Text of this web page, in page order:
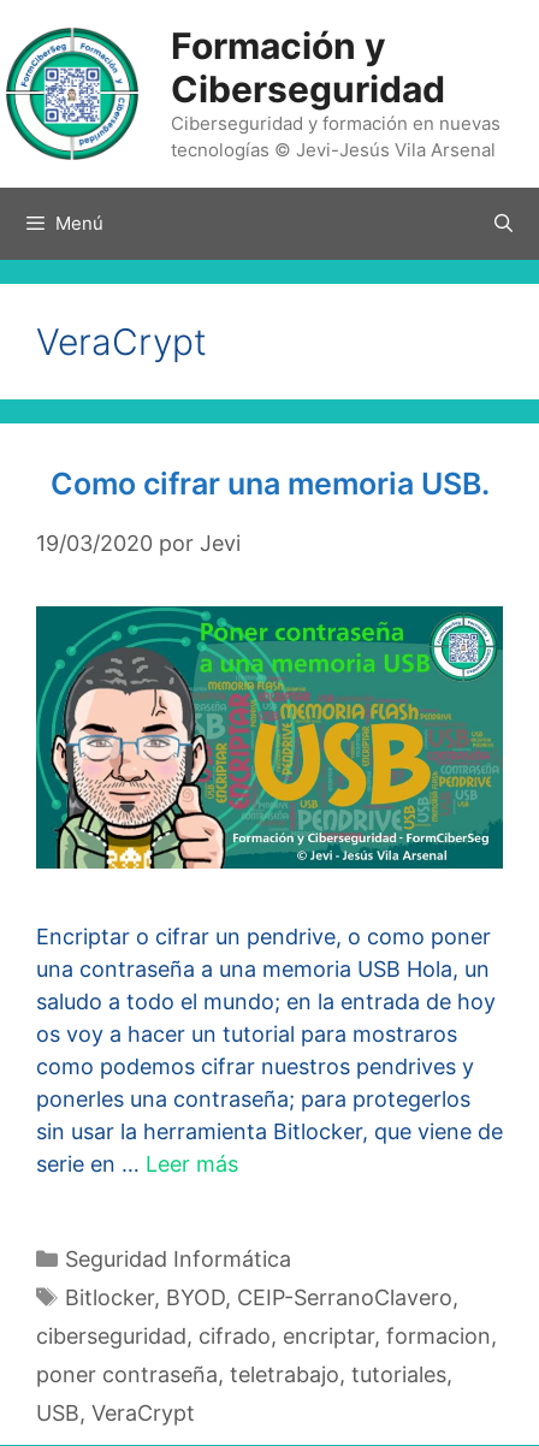
contenido
Formación y
Ciberseguridad
Ciberseguridad y formación en nuevas
tecnologías © Jevi-Jesús Vila Arsenal
Menú
VeraCrypt
Como cifrar una memoria USB.
19/03/2020 por Jevi
Encriptar o cifrar un pendrive, o como poner
una contraseña a una memoria USB Hola, un
saludo a todo el mundo; en la entrada de hoy
os voy a hacer un tutorial para mostraros
como podemos cifrar nuestros pendrives y
ponerles una contraseña; para protegerlos
sin usar la herramienta Bitlocker, que viene de
serie en … Leer más
Categorías
Seguridad Informática
Etiquetas
Bitlocker, BYOD, CEIP-SerranoClavero,
ciberseguridad, cifrado, encriptar, formacion,
poner contraseña, teletrabajo, tutoriales,
USB, VeraCrypt